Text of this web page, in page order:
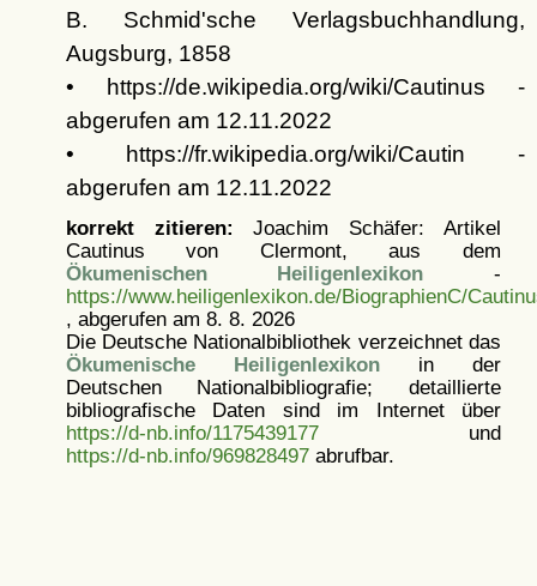
B. Schmid'sche Verlagsbuchhandlung,
Augsburg, 1858
• https://de.wikipedia.org/wiki/Cautinus -
abgerufen am 12.11.2022
• https://fr.wikipedia.org/wiki/Cautin -
abgerufen am 12.11.2022
korrekt zitieren: Joachim Schäfer: Artikel
Cautinus von Clermont, aus dem
Ökumenischen Heiligenlexikon -
https://www.heiligenlexikon.de/BiographienC/
, abgerufen am 8. 8. 2026
Die Deutsche Nationalbibliothek verzeichnet das
Ökumenische Heiligenlexikonin der
Deutschen Nationalbibliografie; detaillierte
bibliografische Daten sind im Internet über
https://d-nb.info/1175439177und
https://d-nb.info/969828497abrufbar.